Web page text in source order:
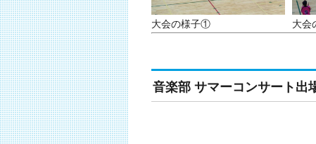
大会の様子① 大
音楽部 サマーコンサート出